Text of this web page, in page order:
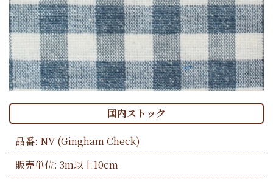
国内ストック
品番: NV(Gingham Check)
販売単位: 3m以上10cm